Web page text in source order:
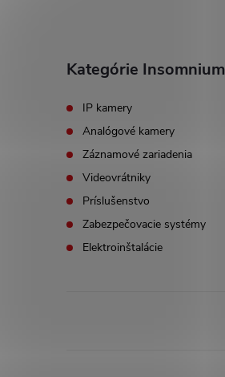
Kategórie Insomnium
IP kamery
Analógové kamery
Záznamové zariadenia
Videovrátniky
Príslušenstvo
Zabezpečovacie systémy
Elektroinštalácie